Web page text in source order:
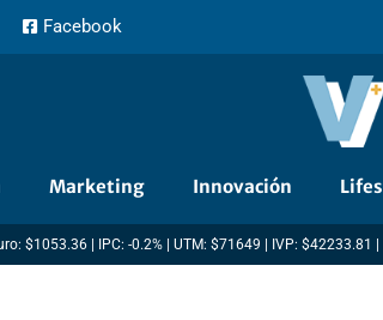
Facebook
Marketing Innovación
$1053.36 | IPC: -0.2% | UTM: $71649 | IVP: $42233.81 |